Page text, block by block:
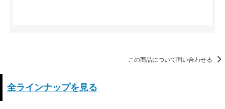
この商品について問い合わせる
全ラインナップを見る